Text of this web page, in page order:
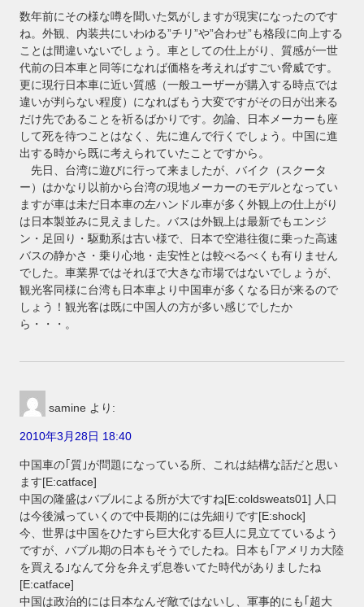
数年前にその様な噂を聞いた気がしますが現実になったのです
ね。外観、内装共にいわゆる”チリ”や”合わせ”も格段に向上する
ことは間違いないでしょう。車としての仕上がり、質感が一世
代前の日本車と同等になれば価格を考えればすごい脅威です。
更に現行日本車に近い質感（一般ユーザーが購入する時点では
違いが判らない程度）になればもう大変ですがその日が出来る
だけ先であることを祈るばかりです。勿論、日本メーカーも座
して死を待つことはなく、先に進んで行くでしょう。中国に進
出する時から既に考えられていたことですから。
先日、台湾に遊びに行って来ましたが、バイク（スクータ
ー）はかなり以前から台湾の現地メーカーのモデルとなってい
ますが車は未だ日本車の左ハンドル車が多く外観上の仕上がり
は日本製並みに見えました。バスは外観上は最新でもエンジ
ン・足回り・駆動系は古い様で、日本で空港往復に乗った高速
バスの静かさ・乗り心地・走安性とは較べるべくも有りません
でした。車業界ではそれほで大きな市場ではないでしょうが、
観光客同様に台湾も日本車より中国車が多くなる日が来るので
しょう！観光客は既に中国人の方が多い感じでしたか
ら・・・。
samine より:
2010年3月28日 18:40
中国車の｢質｣が問題になっている所、これは結構な話だと思い
ます[E:catface]
中国の隆盛はバブルによる所が大ですね[E:coldsweats01] 人口
は今後減っていくので中長期的には先細りです[E:shock]
今、世界は中国をひたすら巨大化する巨人に見立てているよう
ですが、バブル期の日本もそうでしたね。日本も｢アメリカ大陸
を買える｣なんて分を弁えず息巻いてた時代がありましたね
[E:catface]
中国は政治的には日本なんぞ敵ではないし、軍事的にも｢超大